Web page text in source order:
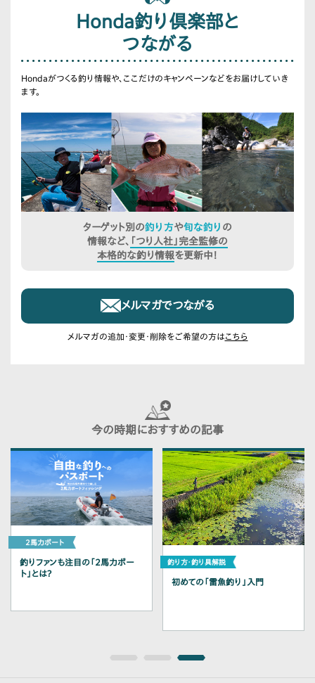
Honda釣り倶楽部と
つながる
Hondaがつくる釣り情報や、ここだけのキャンペーンなどをお届けしていき
ます。
ターゲット別の釣り方や旬な釣り の
情報など、
「つり人社」完全監修の
本格的な釣り情報を更新中！
メルマガでつながる
メルマガの追加・変更・削除をご希望の方はこちら
今の時期におすすめの記事
釣りファンも注目の「2馬力ボー
ト」とは？
初めての「雷魚釣り」入門